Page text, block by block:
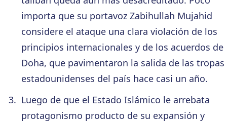
importa que su portavoz Zabihullah Mujahid
considere el ataque una clara violación de los
principios internacionales y de los acuerdos de
Doha, que pavimentaron la salida de las tropas
estadounidenses del país hace casi un año.
Luego de que el Estado Islámico le arrebata
protagonismo producto de su expansión y